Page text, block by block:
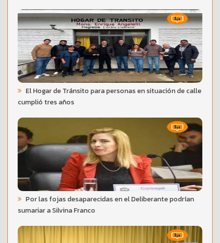
El Hogar de Tránsito para personas en situación de calle
cumplió tres años
Por las fojas desaparecidas en el Deliberante podrían
sumariar a Silvina Franco